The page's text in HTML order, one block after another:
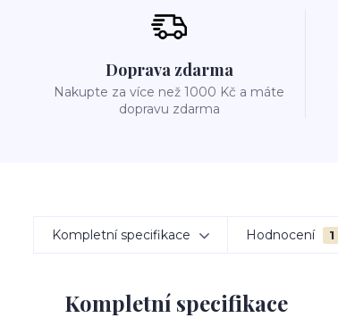
Doprava zdarma
Nakupte za více než 1000 Kč a máte
dopravu zdarma
Kompletní specifikace Hodnocení 1
Kompletní specifikace